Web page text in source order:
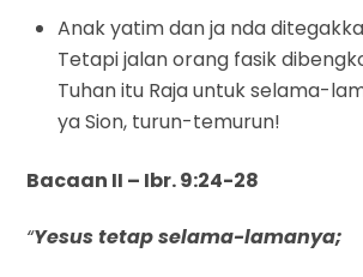
Anak yatim dan ja nda
Tetapi jalan orang fasik
Tuhan itu Raja untuk selama-
ya Sion, turun-temurun!
Bacaan II – Ibr. 9:24-28
“Yesus tetap selama-lamanya;